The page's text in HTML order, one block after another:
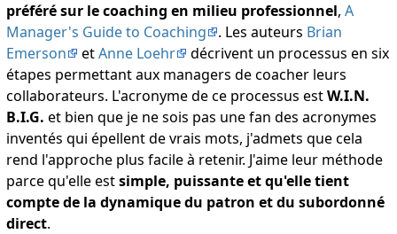
préféré sur le coaching en milieu professionnel, A
Manager's Guide to Coaching
. Les auteurs Brian
Emerson
etAnne Loehr
décrivent un processus en six
étapes permettant aux managers de coacher leurs
collaborateurs. L'acronyme de ce processus estW.I.N.
B.I.G. et bien que je ne sois pas une fan des acronymes
inventés qui épellent de vrais mots, j'admets que cela
rend l'approche plus facile à retenir. J'aime leur méthode
parce qu'elle estsimple, puissante et qu'elle tient
compte de la dynamique du patron et du subordonné
direct.